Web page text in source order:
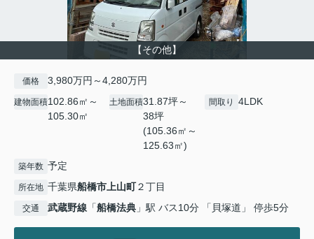
【その他】
価格 3,980万円～4,280万円
建物面積102.86㎡～
105.30㎡
土地面積31.87坪～
38坪
(105.36㎡～
125.63㎡)
間取り 4LDK
築年数 予定
所在地 千葉県船橋市 上山町２丁目
交通 武蔵野線 「船橋法典 」駅 バス10分 「貝塚道」 停歩5分